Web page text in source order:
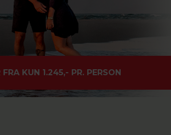
KUN 1.245,- PR. PERSON